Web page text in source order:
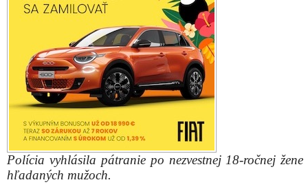
Polícia vyhlásila pátranie po nezvestnej 18-ročnej
hľadaných mužoch.